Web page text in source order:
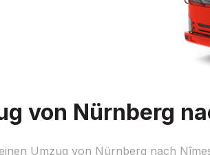
von Nürnberg
Umzug von Nürnberg nach